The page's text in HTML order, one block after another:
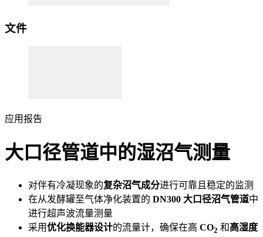
文件
应用报告
大口径管道中的湿沼气测量
对伴有冷凝现象的复杂沼气成分进行可靠且稳定的监测
在从发酵罐至气体净化装置的 DN300 大口径沼气管道中
进行超声波流量测量
采用优化换能器设计的流量计，确保在高 CO2 和高湿度